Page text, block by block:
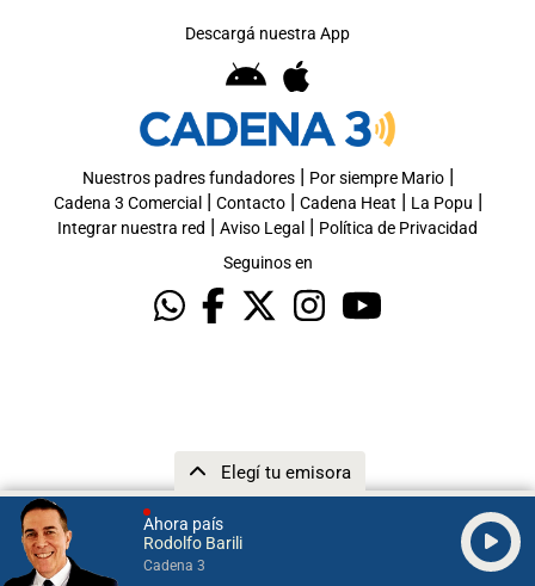
Ahora país
Rodolfo Barili
Cadena 3
Elegí tu emisora
Descargá nuestra App
Nuestros padres fundadores| Por siempre Mario|
Cadena 3 Comercial | Contacto| Cadena Heat | La Popu |
Integrar nuestra red | Aviso Legal | Política de Privacidad
Seguinos en